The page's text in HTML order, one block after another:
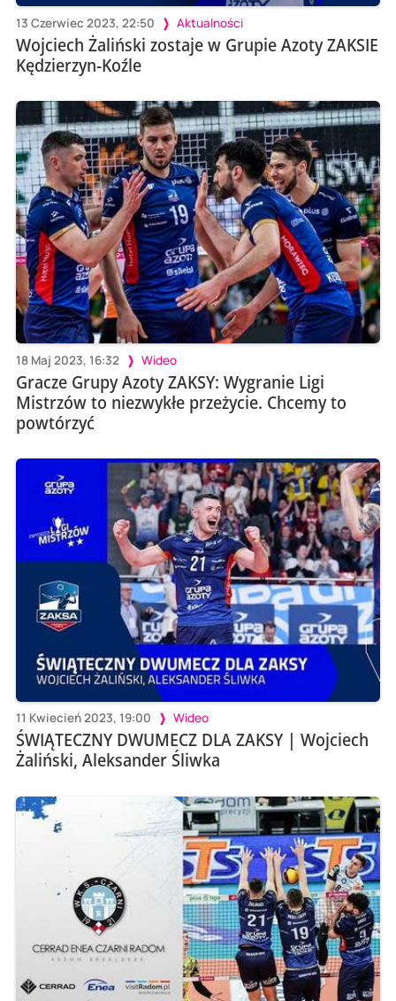
13 Czerwiec 2023, 22:50 Aktualności
Wojciech Żaliński zostaje w Grupie Azoty ZAKSIE
Kędzierzyn-Koźle
18 Maj 2023, 16:32 Wideo
Gracze Grupy Azoty ZAKSY: Wygranie Ligi
Mistrzów to niezwykłe przeżycie. Chcemy to
powtórzyć
11 Kwiecień 2023, 19:00 Wideo
ŚWIĄTECZNY DWUMECZ DLA ZAKSY | Wojciech
Żaliński, Aleksander Śliwka